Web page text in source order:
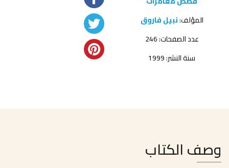
المؤلف:نبيل فاروق
عدد الصفحات: 246
سنة النشر: 1999
وصف الكتاب